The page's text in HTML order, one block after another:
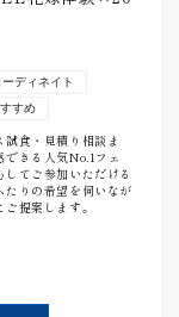
ディネイト
すめ
食・見積り相談ま
きる人気No.1フェ
てご参加いただける
たりの希望を伺いなが
提案します。